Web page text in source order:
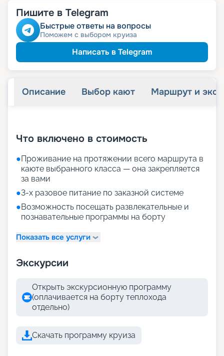
Скидка
пенсионерам
Скидка сотрудникам силовых
Пишите в Telegram
Быстрые ответы на вопросы
Поможем с выбором круиза
Написать в Telegram
Описание Выбор кают Маршрут и
Что включено в стоимость
●Проживание на протяжении всего маршрута в
каюте выбранного класса — она закрепляется
за вами
●3-х разовое питание по заказной системе
●Возможность посещать развлекательные и
познавательные программы на борту
Показать все услуги
Экскурсии
Открыть экскурсионную программу
(оплачивается на борту теплохода
отдельно)
Скачать программу круиза